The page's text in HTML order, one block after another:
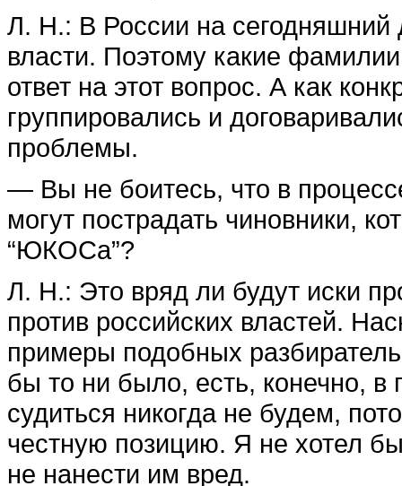
Л. Н.: В России на сегодняшний
власти. Поэтому какие
ответ на этот вопрос. А как
группировались и
проблемы.
— Вы не боитесь, что в
могут пострадать чиновники,
“ЮКОСа”?
Л. Н.: Это вряд ли будут иски
против российских властей.
примеры подобных
бы то ни было, есть, конечно,
судиться никогда не будем,
честную позицию. Я не хотел
не нанести им вред.